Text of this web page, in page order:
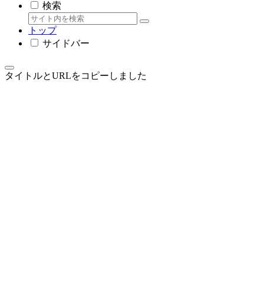
検索
トップ
サイドバー
タイトルとURLをコピーしました